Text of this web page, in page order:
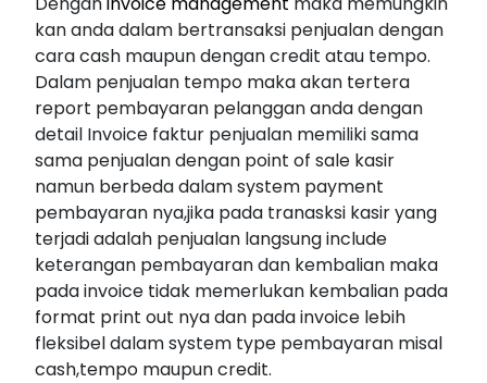
kan anda dalam bertransaksi penjualan dengan
cara cash maupun dengan credit atau tempo.
Dalam penjualan tempo maka akan tertera
report pembayaran pelanggan anda dengan
detail Invoice faktur penjualan memiliki sama
sama penjualan dengan point of sale kasir
namun berbeda dalam system payment
pembayaran nya,jika pada tranasksi kasir yang
terjadi adalah penjualan langsung include
keterangan pembayaran dan kembalian maka
pada invoice tidak memerlukan kembalian pada
format print out nya dan pada invoice lebih
fleksibel dalam system type pembayaran misal
cash,tempo maupun credit.